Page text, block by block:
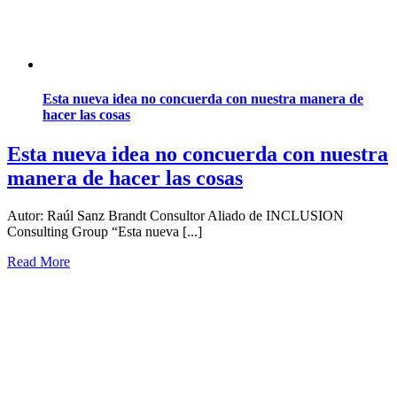
Esta nueva idea no concuerda con nuestra manera de
hacer las cosas
Esta nueva idea no concuerda con nuestra
manera de hacer las cosas
Autor: Raúl Sanz Brandt Consultor Aliado de INCLUSION
Consulting Group “Esta nueva [...]
Read More